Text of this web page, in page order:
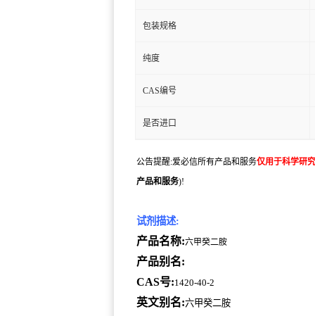
包装规格
纯度
CAS编号
是否进口
公告提醒:爱必信所有产品和服务仅用于科学研究
产品和服务)!
试剂描述:
产品名称:六甲癸二胺
产品别名:
CAS号:1420-40-2
英文别名:六甲癸二胺